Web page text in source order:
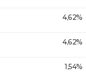
4,62%
4,62%
1,54%